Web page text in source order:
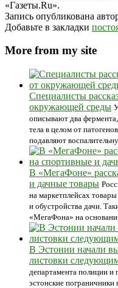
«Газеты.Ru».
Запись опубликована
Добавьте в закладки
More from my site
Специалисты
окружающей среды
описывают два
тела в целом от
подавляют
В «МегаФоне»
и дачные товары
на маркетплейсах
и обустройства дачи.
«МегаФона» на
В Эстонии начали
листовки
департамента полиции
эстонские